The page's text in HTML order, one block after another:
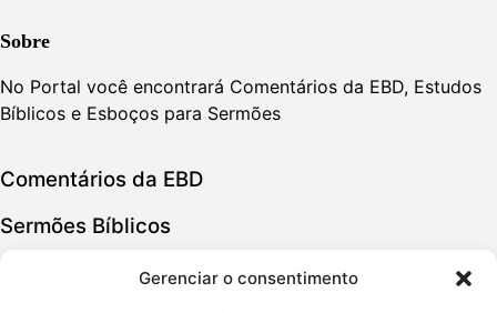
Gerenciar o consentimento
Sobre
No Portal você encontrará Comentários da EBD, Estudos
Bíblicos e Esboços para Sermões
Comentários da EBD
Sermões Bíblicos
Estudos Bíblicos